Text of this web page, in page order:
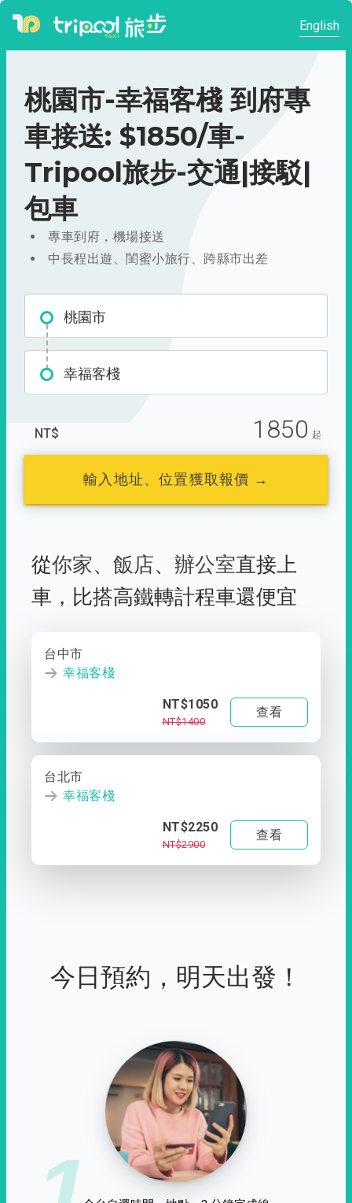
English
桃園市-幸福客棧 到府專
車接送: $1850/車-
Tripool旅步-交通|接駁|
包車
專車到府，機場接送
中長程出遊、閨蜜小旅行、跨縣市出差
桃園市
幸福客棧
NT$ 1850 起
輸入地址、位置獲取報價 →
從你家、 飯店、 辦公室直接上
車， 比搭高鐵轉計程車還便宜
台中市
幸福客棧
NT$1050
NT$1400
查看
台北市
幸福客棧
NT$2250
NT$2900
查看
今日預約，明天出發！